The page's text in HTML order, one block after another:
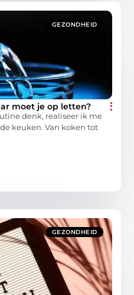
GEZONDHEID
moet je op letten?
denk, realiseer ik me
keuken. Van koken tot
GEZONDHEID